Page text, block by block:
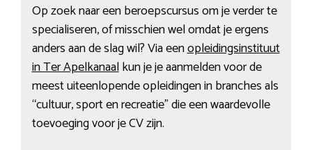
Op zoek naar een beroepscursus om je verder te
specialiseren, of misschien wel omdat je ergens
anders aan de slag wil? Via eenopleidingsinstituut
in Ter Apelkanaalkun je je aanmelden voor de
meest uiteenlopende opleidingen in branches als
“cultuur, sport en recreatie” die een waardevolle
toevoeging voor je CV zijn.